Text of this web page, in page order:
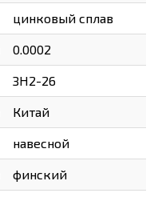
цинковый сплав
0.0002
ЗН2-26
Китай
навесной
финский